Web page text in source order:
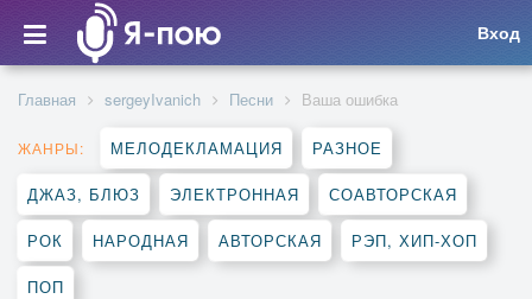
Вход
Главная sergeyIvanich Песни Ваша ошибка
ЖАНРЫ: МЕЛОДЕКЛАМАЦИЯ РАЗНОЕ
ДЖАЗ, БЛЮЗ ЭЛЕКТРОННАЯ СОАВТОРСКАЯ
РОК НАРОДНАЯ АВТОРСКАЯ РЭП, ХИП-ХОП
ПОП